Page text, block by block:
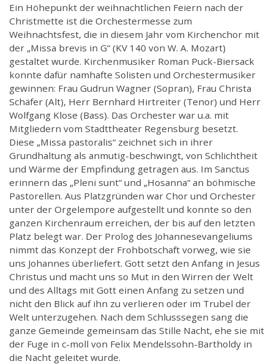
Ein Höhepunkt der weihnachtlichen Feiern nach der
Christmette ist die Orchestermesse zum
Weihnachtsfest, die in diesem Jahr vom Kirchenchor mit
der „Missa brevis in G“ (KV 140 von W. A. Mozart)
gestaltet wurde. Kirchenmusiker Roman Puck-Biersack
konnte dafür namhafte Solisten und Orchestermusiker
gewinnen: Frau Gudrun Wagner (Sopran), Frau Christa
Schäfer (Alt), Herr Bernhard Hirtreiter (Tenor) und Herr
Wolfgang Klose (Bass). Das Orchester war u.a. mit
Mitgliedern vom Stadttheater Regensburg besetzt.
Diese „Missa pastoralis“ zeichnet sich in ihrer
Grundhaltung als anmutig-beschwingt, von Schlichtheit
und Wärme der Empfindung getragen aus. Im Sanctus
erinnern das „Pleni sunt“ und „Hosanna“ an böhmische
Pastorellen. Aus Platzgründen war Chor und Orchester
unter der Orgelempore aufgestellt und konnte so den
ganzen Kirchenraum erreichen, der bis auf den letzten
Platz belegt war. Der Prolog des Johannesevangeliums
nimmt das Konzept der Frohbotschaft vorweg, wie sie
uns Johannes überliefert. Gott setzt den Anfang in Jesus
Christus und macht uns so Mut in den Wirren der Welt
und des Alltags mit Gott einen Anfang zu setzen und
nicht den Blick auf ihn zu verlieren oder im Trubel der
Welt unterzugehen. Nach dem Schlusssegen sang die
ganze Gemeinde gemeinsam das Stille Nacht, ehe sie mit
der Fuge in c-moll von Felix Mendelssohn-Bartholdy in
die Nacht geleitet wurde.